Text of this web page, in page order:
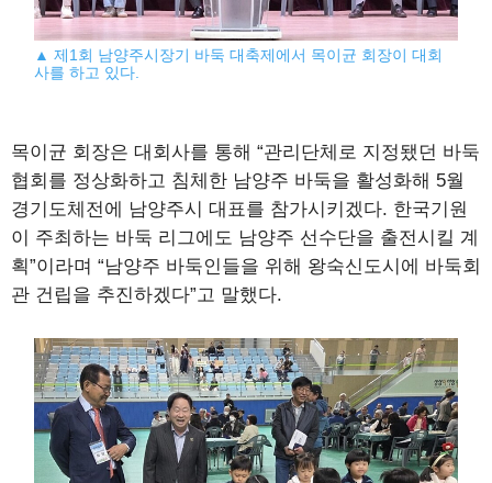
▲ 제1회 남양주시장기 바둑 대축제에서 목이균 회장이 대회
사를 하고 있다.
목이균 회장은 대회사를 통해 “관리단체로 지정됐던 바둑
협회를 정상화하고 침체한 남양주 바둑을 활성화해 5월
경기도체전에 남양주시 대표를 참가시키겠다. 한국기원
이 주최하는 바둑 리그에도 남양주 선수단을 출전시킬 계
획”이라며 “남양주 바둑인들을 위해 왕숙신도시에 바둑회
관 건립을 추진하겠다”고 말했다.